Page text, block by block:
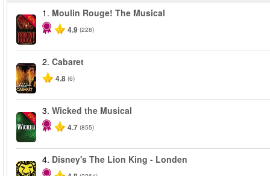
-50%
1. Moulin Rouge! The Musical
4.9 (228)
2. Cabaret
4.8 (6)
-50%
3. Wicked the Musical
4.7 (855)
4. Disney's The Lion King - Londen